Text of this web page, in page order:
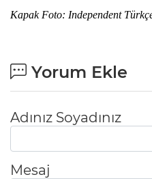
Kapak Foto: Independent
Yorum Ekle
Adınız Soyadınız
Mesaj